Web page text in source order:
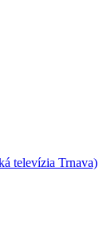
televízia Trnava)